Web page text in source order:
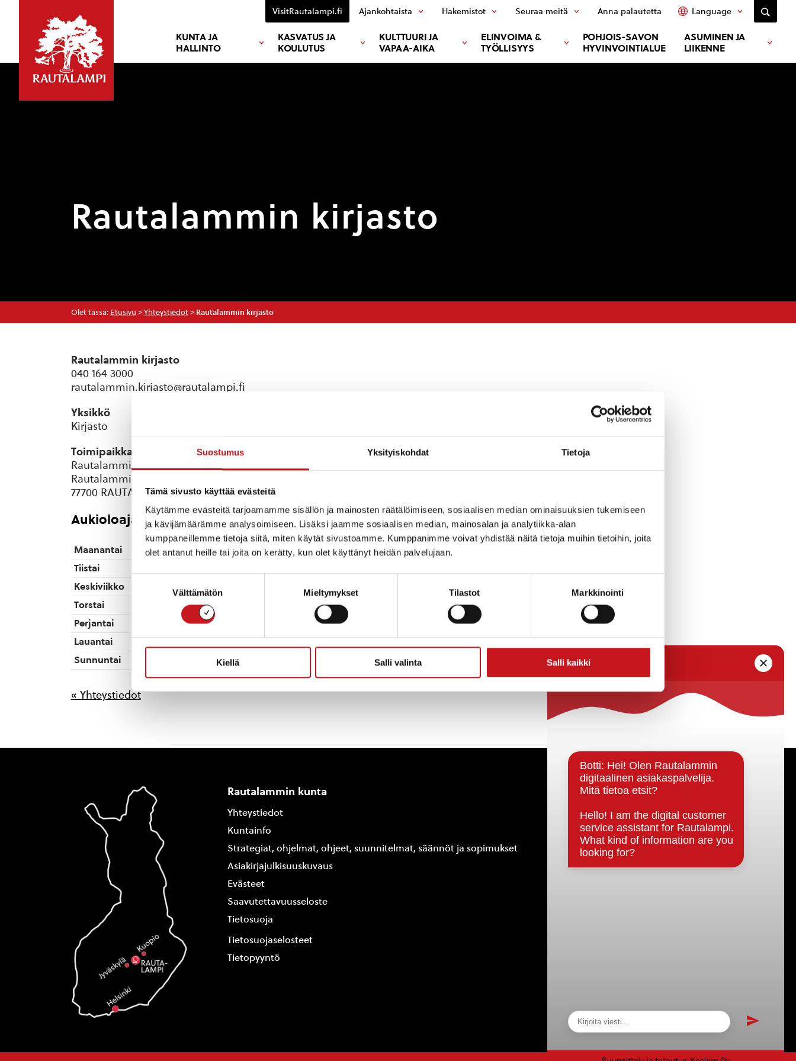
Suostumus Yksityiskohdat Tietoja
Tämä sivusto käyttää evästeitä
Käytämme evästeitä tarjoamamme sisällön ja mainosten räätälöimiseen, sosiaalisen median ominaisuuksien tukemiseen
ja kävijämäärämme analysoimiseen. Lisäksi jaamme sosiaalisen median, mainosalan ja analytiikka-alan
kumppaneillemme tietoja siitä, miten käytät sivustoamme. Kumppanimme voivat yhdistää näitä tietoja muihin tietoihin, joita
olet antanut heille tai joita on kerätty, kun olet käyttänyt heidän palvelujaan.
Välttämätön Mieltymykset Tilastot Markkinointi
Kiellä Salli valinta Salli kaikki
KUNTA JA
HALLINTO
KASVATUS JA
KOULUTUS
KULTTUURI JA
VAPAA-AIKA
ELINVOIMA &
TYÖLLISYYS
POHJOIS-SAVON
HYVINVOINTIALUE
ASUMINEN JA
LIIKENNE
VisitRautalampi.fi Ajankohtaista Hakemistot Seuraa meitä Anna palautetta Language
Rautalammin kirjasto
Olet tässä: Etusivu > Yhteystiedot> Rautalammin kirjasto
Rautalammin kirjasto
040 164 3000
rautalammin.kirjasto@rautalampi.fi
Yksikkö
Kirjasto
Toimipaikka
Rautalammin kunnankirjasto
Rautalammintie 4
77700 RAUTALAMPI
Aukioloajat
Maanantai
13.00-19.00
Tiistai
Keskiviikko
10.00-15.00
Torstai
10.00-15.00
Perjantai
10.00-15.00
Lauantai
Suljettu
Sunnuntai
« Yhteystiedot
Rautalammin kunta
Yhteystiedot
Kuntainfo
Strategiat, ohjelmat, ohjeet, suunnitelmat, säännöt ja sopimukset
Asiakirjajulkisuuskuvaus
Evästeet
Saavutettavuusseloste
Tietosuoja
Tietosuojaselosteet
Tietopyyntö
Päätöksenteko ja lähidemokratia
Päätökset, esityslistat & pöytäkirjat
Hallinto
Kunnanhallitus
Kunnanvaltuusto